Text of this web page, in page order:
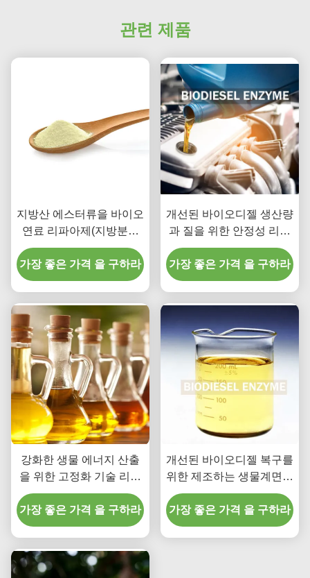
관련 제품
지방산 에스터류을 바이오
연료 리파아제(지방분해
효소) 개재된 종합
가장 좋은 가격 을 구하라
개선된 바이오디젤 생산량
과 질을 위한 안정성 리파
아제 효소를 강화하기
가장 좋은 가격 을 구하라
강화한 생물 에너지 산출
을 위한 고정화 기술 리파
아제 효소
가장 좋은 가격 을 구하라
개선된 바이오디젤 복구를
위한 제조하는 생물계면활
성제 리파아제 효소
가장 좋은 가격 을 구하라